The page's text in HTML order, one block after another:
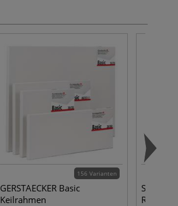
156 Varianten
GERSTAECKER Basic
Keilrahmen
Radierer